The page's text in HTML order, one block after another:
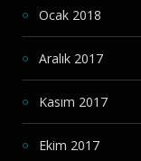
Ocak 2018
Aralık 2017
Kasım 2017
Ekim 2017